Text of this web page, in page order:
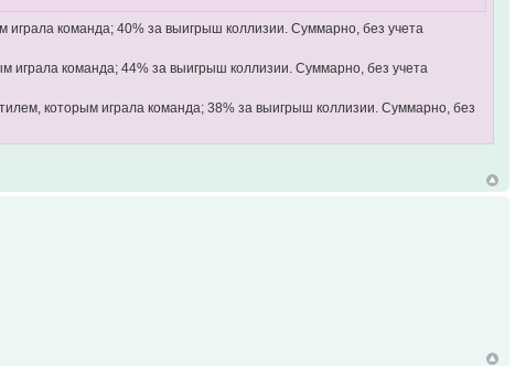
играла команда; 40% за выигрыш коллизии. Суммарно, без учета
играла команда; 44% за выигрыш коллизии. Суммарно, без учета
которым играла команда; 38% за выигрыш коллизии. Суммарно, без